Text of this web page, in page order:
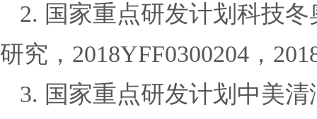
2. 国家重点研发计划科技
研究， 2018YFF0300204 ，
3. 国家重点研发计划中美